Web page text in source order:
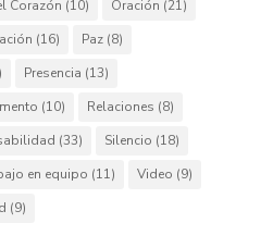
Corazón (10) Oración (21)
(16) Paz(8)
Presencia (13)
(10) Relaciones (8)
(33) Silencio (18)
en equipo (11) Video (9)
(9)